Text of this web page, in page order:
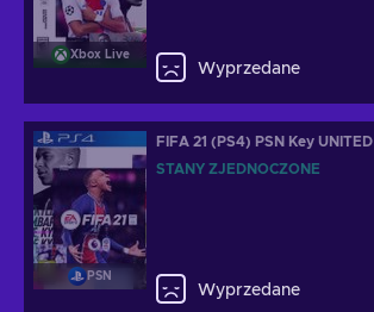
Xbox Live
Wyprzedane
PSN
FIFA 21 (PS4) PSN Key
STANY ZJEDNOCZONE
Wyprzedane